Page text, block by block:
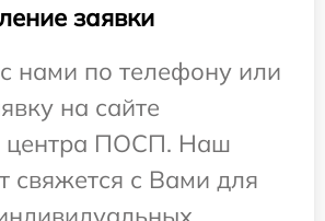
заявки
нами по телефону или
на сайте
центра ПОСП. Наш
свяжется с Вами для